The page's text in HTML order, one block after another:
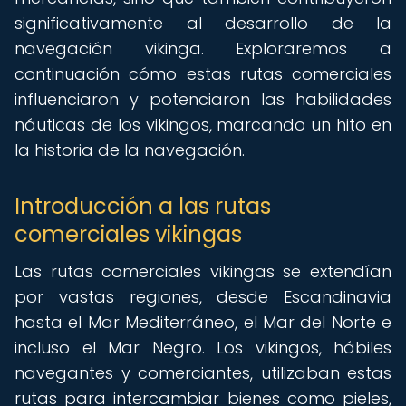
significativamente al desarrollo de la
navegación vikinga. Exploraremos a
continuación cómo estas rutas comerciales
influenciaron y potenciaron las habilidades
náuticas de los vikingos, marcando un hito en
la historia de la navegación.
Introducción a las rutas
comerciales vikingas
Las rutas comerciales vikingas se extendían
por vastas regiones, desde Escandinavia
hasta el Mar Mediterráneo, el Mar del Norte e
incluso el Mar Negro. Los vikingos, hábiles
navegantes y comerciantes, utilizaban estas
rutas para intercambiar bienes como pieles,